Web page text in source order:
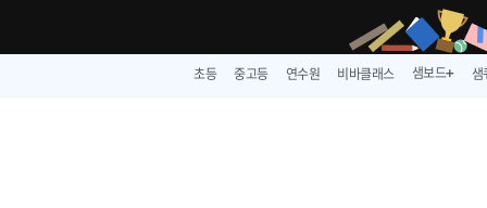
초등 중고등 연수원 비바클래스 샘보드➕